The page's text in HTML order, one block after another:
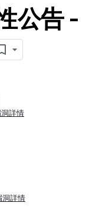
公告 -
詳情
詳情